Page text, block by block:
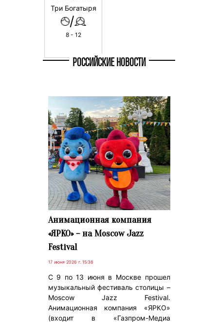
Три Богатыря
/
8 - 12
РОССИЙСКИЕ НОВОСТИ
Анимационная компания
«ЯРКО» – на Moscow Jazz
Festival
17 июня 2026 г. 15:38
C 9 по 13 июня в Москве прошел
музыкальный фестиваль столицы –
Moscow Jazz Festival.
Анимационная компания «ЯРКО»
(входит в «Газпром-Медиа